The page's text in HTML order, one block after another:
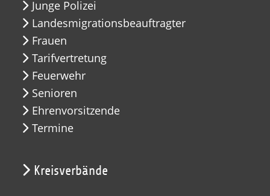
Junge Polizei
Landesmigrationsbeauftragter
Frauen
Tarifvertretung
Feuerwehr
Senioren
Ehrenvorsitzende
Termine
Kreisverbände